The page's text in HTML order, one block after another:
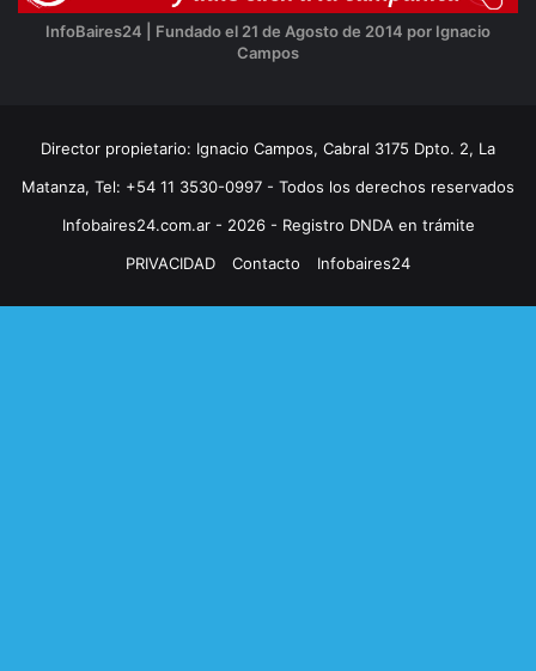
InfoBaires24 | Fundado el 21 de Agosto de 2014 por Ignacio
Campos
Director propietario: Ignacio Campos, Cabral 3175 Dpto. 2, La
Matanza, Tel: +54 11 3530-0997 - Todos los derechos reservados
Infobaires24.com.ar - 2026 - Registro DNDA en trámite
PRIVACIDAD
Contacto Infobaires24